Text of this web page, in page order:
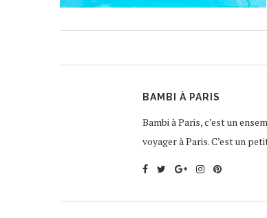
BAMBI À PARIS
Bambi à Paris, c’est un
voyager à Paris. C’est un